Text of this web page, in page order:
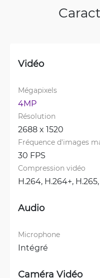
Vidéo
Mégapixels
4MP
Résolution
2688 x 1520
Fréquence d'images
30 FPS
Compression vidéo
H.264, H.264+, H.265,
Audio
Microphone
Intégré
Caméra Vidéo